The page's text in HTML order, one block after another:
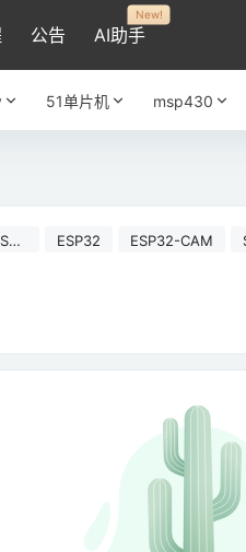
公告 AI助手
New!
51单片机 msp430
ESP32 ESP32-CAM